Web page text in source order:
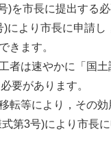
)を市長に提出する
により市長に申請
きます。
は速やかに「国土
要があります。
転等により，その
第3号)により市長